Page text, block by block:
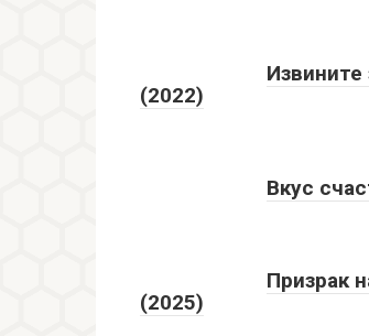
(2022)
Вкус
Призрак
(2025)